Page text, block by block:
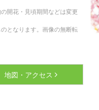
開花・見頃期間などは変更
となります。画像の無断転
地図・アクセス